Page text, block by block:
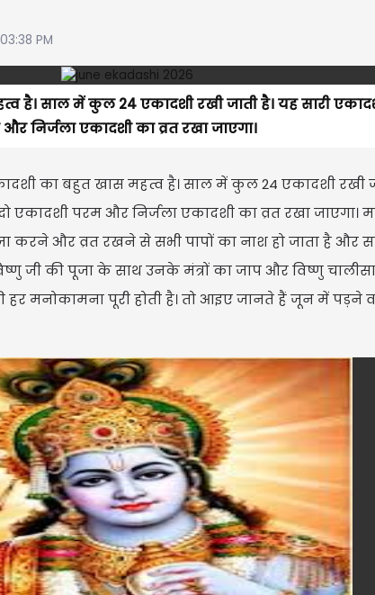
PM
है। साल में कुल 24 एकादशी रखी जाती है। यह सारी
निर्जला एकादशी का व्रत रखा जाएगा।
का बहुत खास महत्व है। साल में कुल 24 एकादशी रखी
परम और निर्जला एकादशी का व्रत रखा जाएगा।
करने और व्रत रखने से सभी पापों का नाश हो जाता है
विष्णु जी की पूजा के साथ उनके मंत्रों का जाप और विष्णु
हर मनोकामना पूरी होती है। तो आइए जानते हैं जून में पड़ने